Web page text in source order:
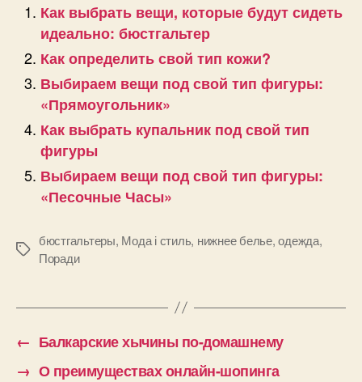
Как выбрать вещи, которые будут сидеть
идеально: бюстгальтер
Как определить свой тип кожи?
Выбираем вещи под свой тип фигуры:
«Прямоугольник»
Как выбрать купальник под свой тип
фигуры
Выбираем вещи под свой тип фигуры:
«Песочные Часы»
Позначки
бюстгальтеры, Мода і стиль, нижнее белье,одежда,
Поради
← Балкарские хычины по-домашнему
→ О преимуществах онлайн-шопинга